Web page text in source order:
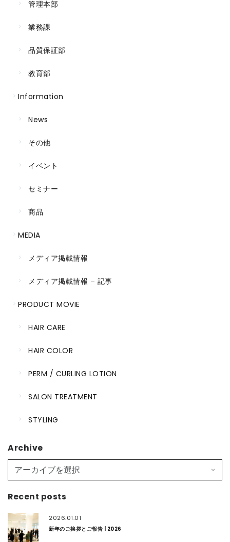
管理本部
業務課
品質保証部
教育部
Information
News
その他
イベント
セミナー
商品
MEDIA
メディア掲載情報
メディア掲載情報 – 記事
PRODUCT MOVIE
HAIR CARE
HAIR COLOR
PERM / CURLING LOTION
SALON TREATMENT
STYLING
Archive
Recent posts
2026.01.01
新年のご挨拶とご報告 | 2026